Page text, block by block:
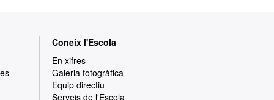
Coneix l'Escola
En xifres
Galeria fotogràfica
Equip directiu
Serveis de l'Escola